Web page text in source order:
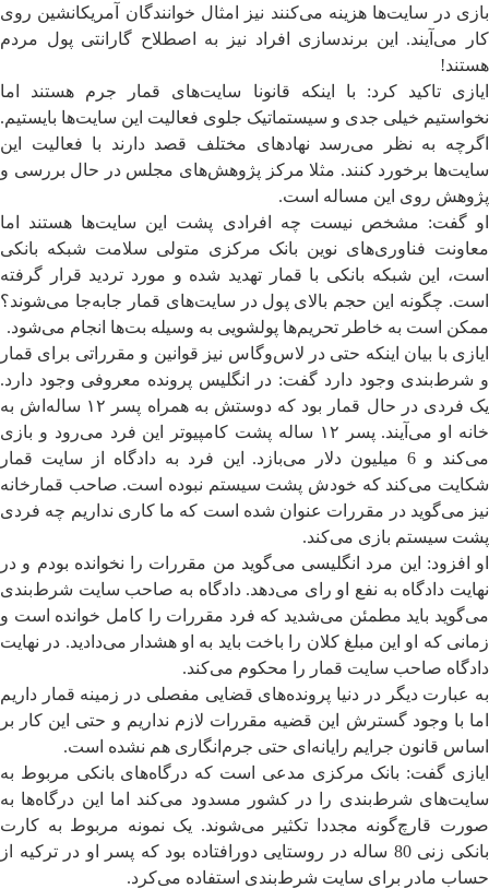
بازی در سایت‌ها هزینه می‌کنند نیز امثال خوانندگان آمریکانشین روی
کار می‌آیند. این برندسازی افراد نیز به اصطلاح گارانتی پول مردم
هستند!
ایازی تاکید کرد: با اینکه قانونا سایت‌های قمار جرم هستند اما
نخواستیم خیلی جدی و سیستماتیک جلوی فعالیت این سایت‌ها بایستیم.
اگرچه به نظر می‌رسد نهادهای مختلف قصد دارند با فعالیت این
سایت‌ها برخورد کنند. مثلا مرکز پژوهش‌های مجلس در حال بررسی و
پژوهش روی این مساله است.
او گفت: مشخص نیست چه افرادی پشت این سایت‌ها هستند اما
معاونت فناوری‌های نوین بانک مرکزی متولی سلامت شبکه بانکی
است، این شبکه بانکی با قمار تهدید شده و مورد تردید قرار گرفته
است. چگونه این حجم بالای پول در سایت‌های قمار جابه‌جا می‌شوند؟
ممکن است به خاطر تحریم‌ها پولشویی به وسیله بت‌ها انجام می‌شود.
ایازی با بیان اینکه حتی در لاس‌وگاس نیز قوانین و مقرراتی برای قمار
و شرط‌بندی وجود دارد گفت: در انگلیس پرونده معروفی وجود دارد.
یک فردی در حال قمار بود که دوستش به همراه پسر ۱۲ ساله‌اش به
خانه او می‌آیند. پسر ۱۲ ساله پشت کامپیوتر این فرد می‌رود و بازی
می‌کند و 6 میلیون دلار می‌بازد. این فرد به دادگاه از سایت قمار
شکایت می‌کند که خودش پشت سیستم نبوده است. صاحب قمارخانه
نیز می‌گوید در مقررات عنوان شده است که ما کاری نداریم چه فردی
پشت سیستم بازی می‌کند.
او افزود: این مرد انگلیسی می‌گوید من مقررات را نخوانده بودم و در
نهایت دادگاه به نفع او رای می‌دهد. دادگاه به صاحب سایت شرط‌بندی
می‌گوید باید مطمئن می‌شدید که فرد مقررات را کامل خوانده است و
زمانی که او این مبلغ کلان را باخت باید به او هشدار می‌دادید. در نهایت
دادگاه صاحب سایت قمار را محکوم می‌کند.
به عبارت دیگر در دنیا پرونده‌های قضایی مفصلی در زمینه قمار داریم
اما با وجود گسترش این قضیه مقررات لازم نداریم و حتی این کار بر
اساس قانون جرایم رایانه‌ای حتی جرم‌انگاری هم نشده است.
ایازی گفت: بانک مرکزی مدعی است که درگاه‌های بانکی مربوط به
سایت‌های شرط‌بندی را در کشور مسدود می‌کند اما این درگاه‌ها به
صورت قارچ‌گونه مجددا تکثیر می‌شوند. یک نمونه مربوط به کارت
بانکی زنی 80 ساله در روستایی دورافتاده بود که پسر او در ترکیه از
حساب مادر برای سایت شرط‌بندی استفاده می‌کرد.